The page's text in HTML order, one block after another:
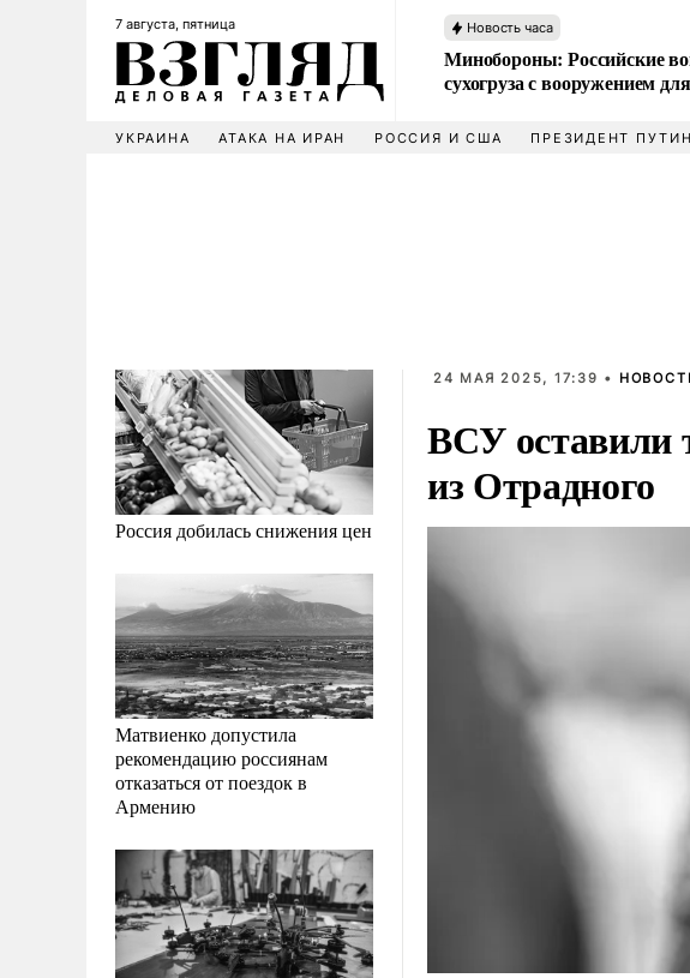
7 августа, пятница Новость часа
Минобороны: Российские
сухогруза с вооружением
УКРАИНА АТАКА НА ИРАН РОССИЯ И США ПРЕЗИДЕНТ ПУТИН
Россия добилась снижения цен
Матвиенко допустила
рекомендацию россиянам
отказаться от поездок в
Армению
24 МАЯ 2025, 17:39 •
ВСУ оставили
из Отрадного